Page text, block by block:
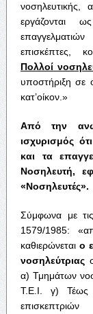
νοσηλευτικής,
εργάζονται
επισκέπτες,
Πολλοί
υποστήριξη σε
κατ’οίκον.»
Από την
ισχυρισμός
και τα
Νοσηλευτή,
«Νοσηλευτές».
Σύμφωνα με
1579/1985:
καθιερώνεται ο
νοσηλεύτριας
α) Τμημάτων
Τ.Ε.Ι. γ) Τέως